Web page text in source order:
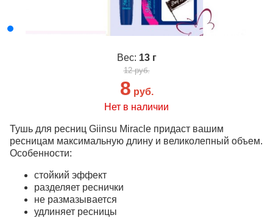
Вес: 13 г
12 руб.
8 руб.
Нет в наличии
Тушь для ресниц Giinsu Miracle придаст вашим
ресницам максимальную длину и великолепный объем.
Особенности:
стойкий эффект
разделяет реснички
не размазывается
удлиняет ресницы